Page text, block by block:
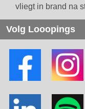
vliegt in brand na
Volg Looopings